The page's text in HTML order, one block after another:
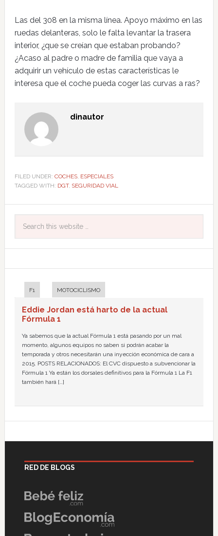
Las del 308 en la misma línea. Apoyo máximo en las
ruedas delanteras, solo le falta levantar la trasera
interior, ¿que se creían que estaban probando?
¿Acaso al padre o madre de familia que vaya a
adquirir un vehículo de estas características le
interesa que el coche pueda coger las curvas a ras?
dinautor
FILED UNDER: COCHES, ESPECIALES
TAGGED WITH: DGT, SEGURIDAD VIAL
F1 MOTOCICLISMO
Eddie Jordan está harto de la actual
Fórmula 1
Ya sabemos que la actual Fórmula 1 está pasando por un mal
momento, algunos equipos no saben si podrán acabar la
temporada y otros necesitarán una inyección económica de cara a
2015. POSTS RELACIONADOS: El CVC dispuesto a subvencionar la
Fórmula 1 Ya están los dorsales definitivos para la Fórmula 1 La F1
también hará […]
RED DE BLOGS